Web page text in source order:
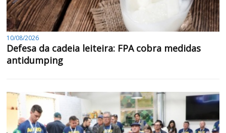
10/08/2026
Defesa da cadeia leiteira: FPA cobra medidas
antidumping